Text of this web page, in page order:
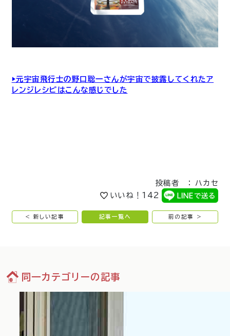
▶︎元宇宙飛行士の野口聡一さんが宇宙で披露してくれたア
レンジレシピはこんな感じでした
投稿者 ： ハカセ
いいね！ 142
< 新しい記事 記事一覧へ 前の記事 >
同一カテゴリーの記事